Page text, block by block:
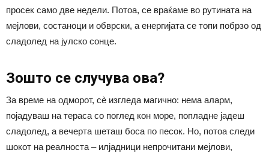
просек само две недели. Потоа, се враќаме во рутината на
мејлови, состаноци и обврски, а енергијата се топи побрзо од
сладолед на јулско сонце.
Зошто се случува ова?
За време на одморот, сè изгледа магично: нема аларм,
појадуваш на тераса со поглед кон море, попладне јадеш
сладолед, а вечерта шеташ боса по песок. Но, потоа следи
шокот на реалноста – илјадници непрочитани мејлови,